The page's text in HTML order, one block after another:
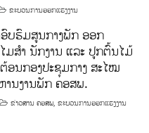
ຂະບວນການອອກແຮງງານ
ອົບຮົມສູນກາງພັກ ອອກ
ໄມສໍາ ນັກງານ ແລະ ປູກຕົ້ນໄມ້
ອນກອງປະຊຸມກາງ ສະໄໝ
ານງານພັກ ຄອສພ.
ຂ່າວສານ ຄອສພ,ຂະບວນການອອກແຮງງານ